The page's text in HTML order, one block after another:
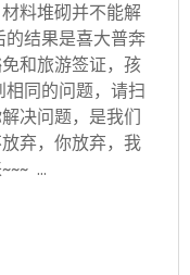
料堆砌并不能解
结果是喜大普奔
和旅游签证，孩
同的问题，请扫
决问题，是我们
弃，你放弃，我
…